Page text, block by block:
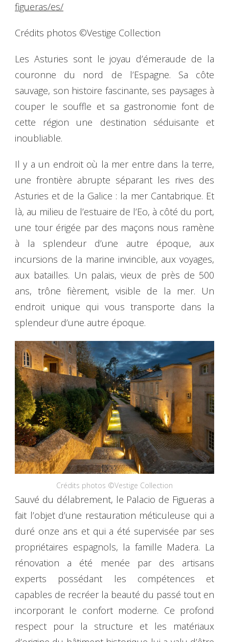
figueras/es/
Crédits photos ©Vestige Collection
Les Asturies sont le joyau d’émeraude de la
couronne du nord de l’Espagne. Sa côte
sauvage, son histoire fascinante, ses paysages à
couper le souffle et sa gastronomie font de
cette région une destination séduisante et
inoubliable.
Il y a un endroit où la mer entre dans la terre,
une frontière abrupte séparant les rives des
Asturies et de la Galice : la mer Cantabrique. Et
là, au milieu de l’estuaire de l’Eo, à côté du port,
une tour érigée par des maçons nous ramène
à la splendeur d’une autre époque, aux
incursions de la marine invincible, aux voyages,
aux batailles. Un palais, vieux de près de 500
ans, trône fièrement, visible de la mer. Un
endroit unique qui vous transporte dans la
splendeur d’une autre époque.
Crédits photos ©Vestige Collection
Sauvé du délabrement, le Palacio de Figueras a
fait l’objet d’une restauration méticuleuse qui a
duré onze ans et qui a été supervisée par ses
propriétaires espagnols, la famille Madera. La
rénovation a été menée par des artisans
experts possédant les compétences et
capables de recréer la beauté du passé tout en
incorporant le confort moderne. Ce profond
respect pour la structure et les matériaux